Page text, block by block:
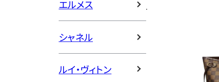
エルメス
シャネル
ルイ・ヴィトン